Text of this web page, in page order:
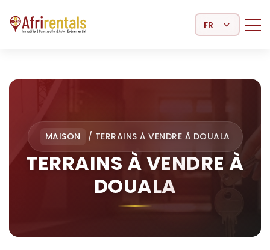
Select Language
MAISON / TERRAINS À VENDRE À DOUALA
TERRAINS À VENDRE À
DOUALA